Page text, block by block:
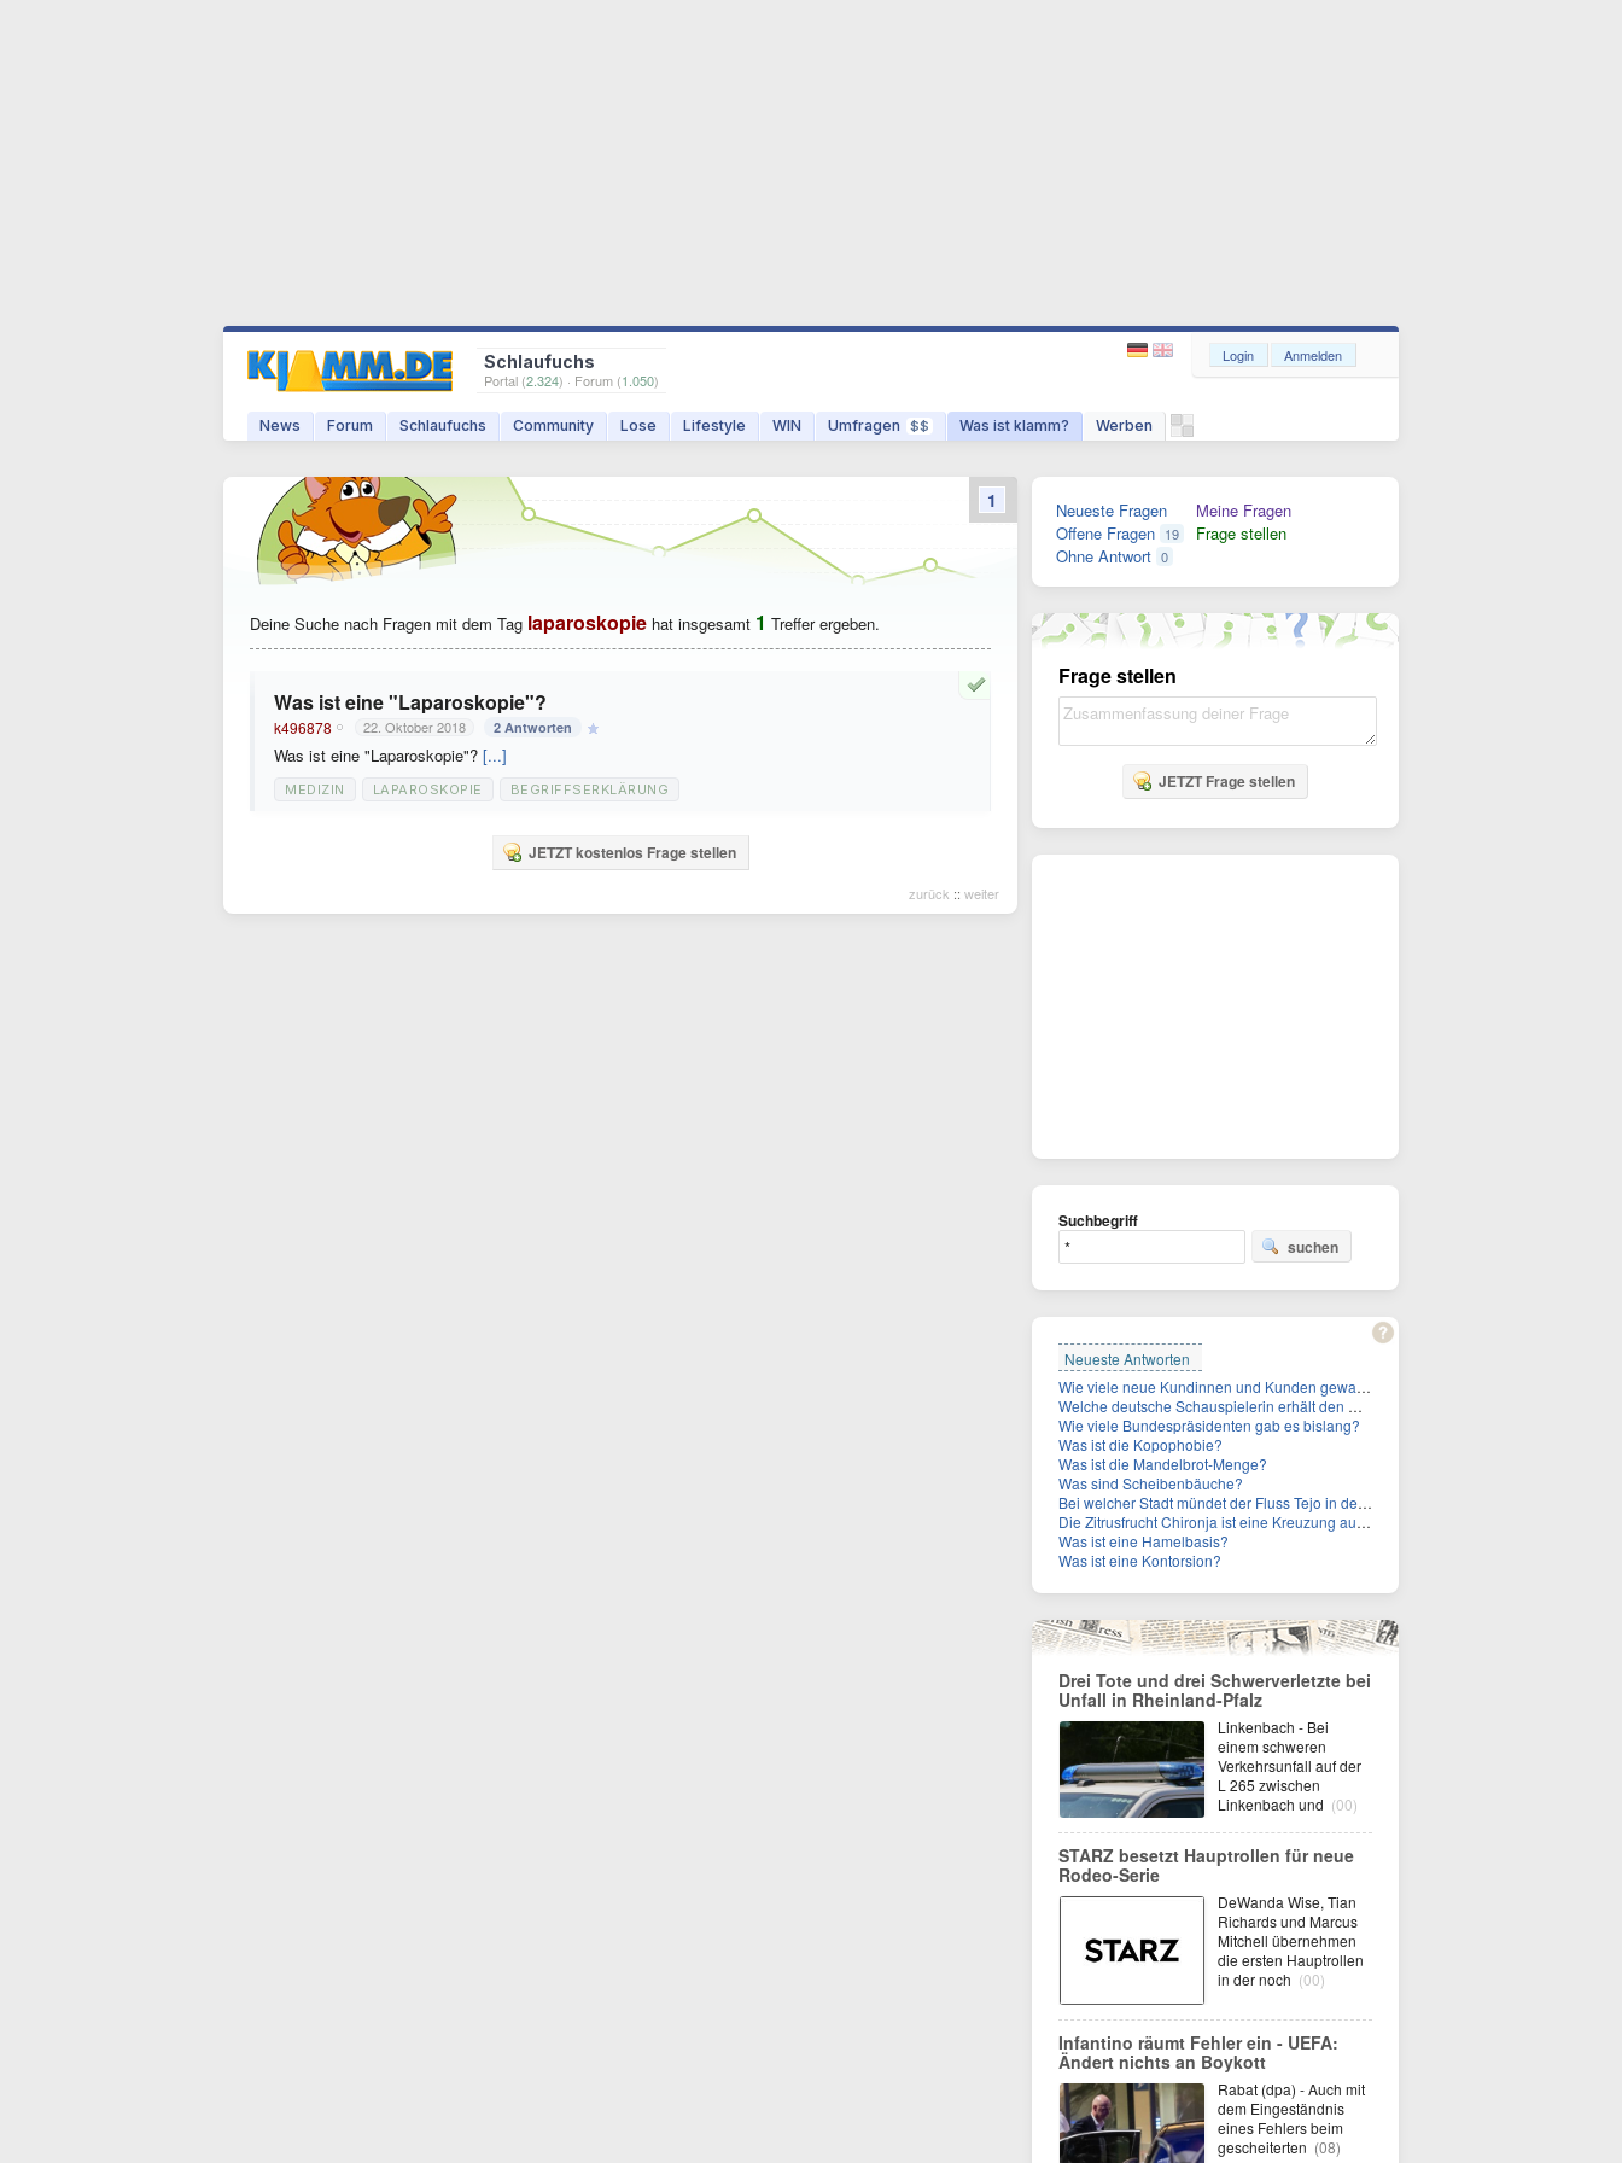
Schlaufuchs
Portal (2.324) · Forum (1.050)
News Forum Schlaufuchs Community Lose Lifestyle WIN Umfragen $$ Was ist klamm? Werben
Login Anmelden
Deine Suche nach Fragen mit dem Tag laparoskopie hat insgesamt 1 Treffer ergeben.
Was ist eine "Laparoskopie"?
k496878 22. Oktober 2018 2 Antworten
Was ist eine "Laparoskopie"? [...]
MEDIZIN LAPAROSKOPIE BEGRIFFSERKLÄRUNG
JETZT kostenlos Frage stellen
zurück :: weiter
1
Neueste Fragen
Offene Fragen 19
Ohne Antwort 0
Meine Fragen
Frage stellen
Frage stellen
JETZT Frage stellen
Suchbegriff
suchen
Neueste Antworten
Wie viele neue Kundinnen und Kunden gewann MagentaTV allein durch die WM hinzu?
Welche deutsche Schauspielerin erhält den Deutschen Kulturpolitikpreis?
Wie viele Bundespräsidenten gab es bislang?
Was ist die Kopophobie?
Was ist die Mandelbrot-Menge?
Was sind Scheibenbäuche?
Bei welcher Stadt mündet der Fluss Tejo in den Atlantik?
Die Zitrusfrucht Chironja ist eine Kreuzung aus welchen Früchten?
Was ist eine Hamelbasis?
Was ist eine Kontorsion?
Drei Tote und drei Schwerverletzte bei
Unfall in Rheinland-Pfalz
Linkenbach - Bei
einem schweren
Verkehrsunfall auf der
L 265 zwischen
Linkenbach und (00)
STARZ besetzt Hauptrollen für neue
Rodeo-Serie
DeWanda Wise, Tian
Richards und Marcus
Mitchell übernehmen
die ersten Hauptrollen
in der noch (00)
Infantino räumt Fehler ein - UEFA:
Ändert nichts an Boykott
Rabat (dpa) - Auch mit
dem Eingeständnis
eines Fehlers beim
gescheiterten (08)